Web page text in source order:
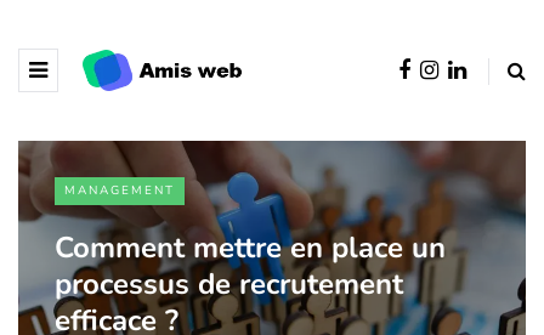
MANAGEMENT
Comment mettre en place un
processus de recrutement
efficace ?